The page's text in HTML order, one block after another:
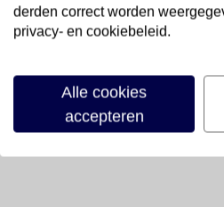
derden correct worden
privacy- en cookiebeleid.
Alle cookies
accepteren